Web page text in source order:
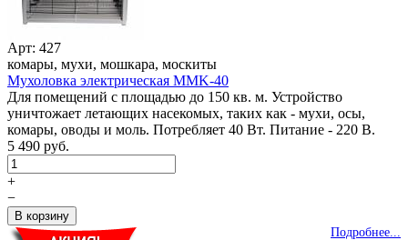
Арт: 427
комары, мухи, мошкара, москиты
Мухоловка электрическая MMK-40
Для помещений с площадью до 150 кв. м. Устройство
уничтожает летающих насекомых, таких как - мухи, осы,
комары, оводы и моль. Потребляет 40 Вт. Питание - 220 В.
5 490 руб.
+
−
Подробнее...